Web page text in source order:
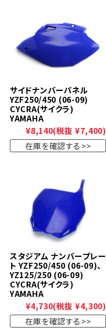
サイドナンバーパネル
YZF250/450 (06-09)
CYCRA(サイクラ)
YAMAHA
¥8,140(税抜 ¥7,400)
在庫を確認する
スタジアム ナンバープレー
ト YZF250/450 (06-09)、
YZ125/250 (06-09)
CYCRA(サイクラ)
YAMAHA
¥4,730(税抜 ¥4,300)
在庫を確認する